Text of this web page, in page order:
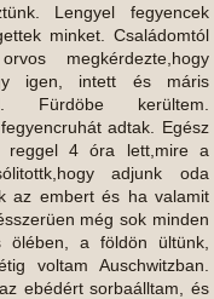
Lengyel fegyencek
minket. Családomtól
megkérdezte,hogy
igen, intett és máris
Fürdöbe kerültem.
adtak. Egész
reggel 4 óra lett,mire a
adjunk oda
az embert és ha valamit
még sok minden
ölében, a földön ültünk,
voltam Auschwitzban.
ebédért sorbaálltam, és